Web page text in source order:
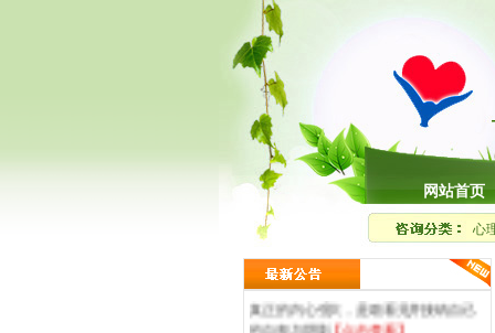
网站首页
心
真正的内心强大，是敢看见并接纳自己
的自卑与阴影【点击查看】